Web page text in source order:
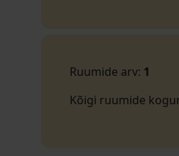
Ruumide arv: 1
Kõigi ruumide